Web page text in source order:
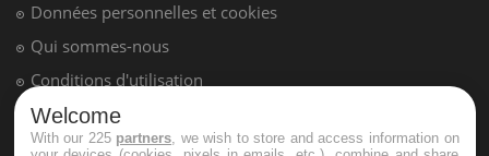
Données personnelles et cookies
Qui sommes-nous
Conditions d'utilisation
Plan du site
Mentions Légales
Welcome
With our 225 partners , we wish to store and access information on